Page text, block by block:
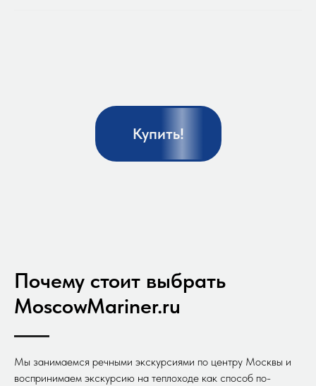
Купить!
Почему стоит выбрать
MoscowMariner.ru
Мы занимаемся речными экскурсиями по центру Москвы и
воспринимаем экскурсию на теплоходе как способ по-